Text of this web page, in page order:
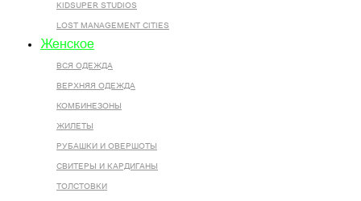
KIDSUPER STUDIOS
LOST MANAGEMENT CITIES
Женское
ВСЯ ОДЕЖДА
ВЕРХНЯЯ ОДЕЖДА
КОМБИНЕЗОНЫ
ЖИЛЕТЫ
РУБАШКИ И ОВЕРШОТЫ
СВИТЕРЫ И КАРДИГАНЫ
ТОЛСТОВКИ